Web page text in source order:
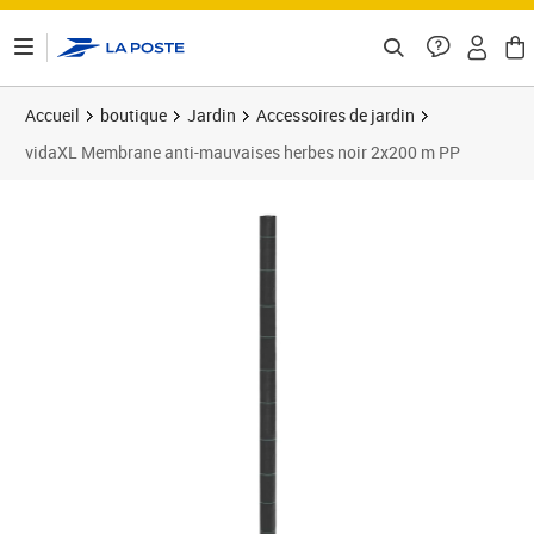
Accueil boutique Jardin
Accessoires de jardin
vidaXL Membrane anti-mauvaises herbes noir 2x200 m PP